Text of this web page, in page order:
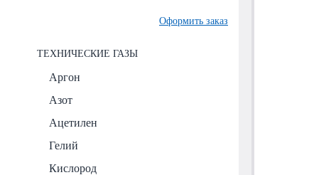
Оформить заказ
ТЕХНИЧЕСКИЕ ГАЗЫ
Аргон
Азот
Ацетилен
Гелий
Кислород